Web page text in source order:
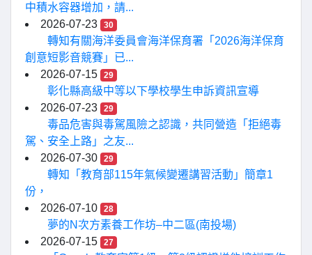
中積水容器增加，請...
2026-07-23
30
轉知有關海洋委員會海洋保育署「2026海洋保育
創意短影音競賽」已...
2026-07-15
29
彰化縣高級中等以下學校學生申訴資訊宣導
2026-07-23
29
毒品危害與毒駕風險之認識，共同營造「拒絕毒
駕、安全上路」之友...
2026-07-30
29
轉知「教育部115年氣候變遷講習活動」簡章1
份，
2026-07-10
28
夢的N次方素養工作坊–中二區(南投場)
2026-07-15
27